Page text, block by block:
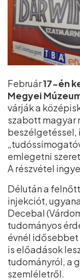
Február17-én
Megyei
várják a
szabott magyar
beszélgetéssel,
emlegetni
A részvétel
Délután a
injekciót,
Decebal
tudományos
évnél
is előadások
tudományról, a
szemléletről.